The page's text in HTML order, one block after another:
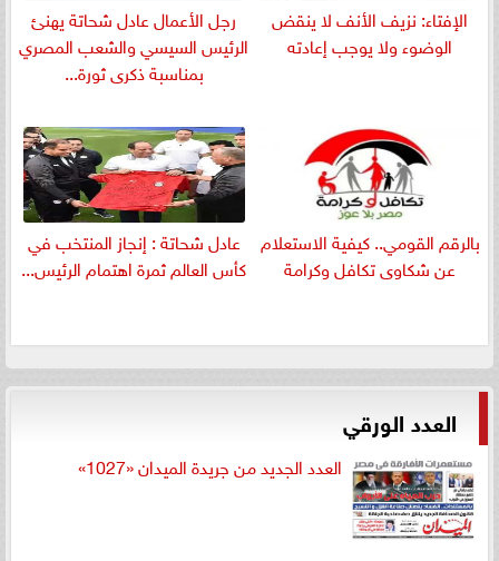
الإفتاء: نزيف الأنف لا ينقض
الوضوء ولا يوجب إعادته
رجل الأعمال عادل شحاتة يهنئ
الرئيس السيسي والشعب المصري
بمناسبة ذكرى ثورة...
بالرقم القومي.. كيفية الاستعلام
عن شكاوى تكافل وكرامة
عادل شحاتة : إنجاز المنتخب في
كأس العالم ثمرة اهتمام الرئيس...
العدد الورقي
العدد الجديد من جريدة الميدان «1027»